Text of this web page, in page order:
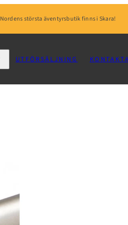
Nordens största äventyrsbutik finns i Skara!
UTFÖRSÄLJNING